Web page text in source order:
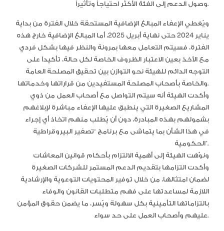
وصول الدعم إلى الفئة الأكثر احتياجاً وتأثيراً.
ويُغطي الإعفاء المبالغ الإضافية المستحقة خلال الفترة من بداية
يناير 2024 حتى نهاية أبريل 2025، أما المبالغ الإضافية خارج هذه
الفترة، فسيتم التعامل معها بمرونة والنظر فيها بشكل فردي
مع الأخذ بعين الاعتبار الظروف الخاصة لكل حالة، تأكيداً على
التوجه الدائم للهيئة نحو التوازن بين تحقيق المصلحة العامة
والخاصة بأصحاب المصلحة المستفيدين من قراراتها وخدماتها.
وأكدت الهيئة أنه سيتم التواصل مع أصحاب العمل من ذوي
المشاريع الصغيرة التي ينطبق عليها الإعفاء مباشرة لإبلاغهم
بشمولهم بهذه المبادرة، دون أن يُطلب منهم اتخاذ أي إجراء
في هذا الشأن بما يتماشى مع برنامج “تصفير البيروقراطية
الحكومية”.
ونوّهت الهيئة إلى أهمية الالتزام بأحكام قوانين المعاشات
وأكدت التزامها بتقديم الدعم المستمر للشركات الصغيرة
لضمان امتثالها، من خلال توفير المحتويات التوعوية والإرشادية
اللازمة لمساعدتها على فهم متطلبات القانون والوفاء
بالتزاماتها التأمينية بكل سهولة ويُسر، ما يضمن حقوق المؤمن
عليهم وأصحاب العمل على حد سواء.